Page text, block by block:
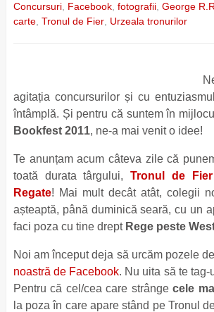
Concursuri, Facebook, fotografii, George
carte, Tronul de Fier, Urzeala tronurilor
agitația concursurilor și cu
întâmplă. Și pentru că suntem în
Bookfest 2011, ne-a mai venit o idee!
Te anunțam acum câteva zile că
toată durata târgului, Tronul de
Regate! Mai mult decât atât, colegii
așteaptă, până duminică seară, cu un
faci poza cu tine drept Rege peste
Noi am început deja să urcăm pozele
noastră de Facebook. Nu uita să te
Pentru că cel/cea care strânge cele
la poza în care apare stând pe Tronul